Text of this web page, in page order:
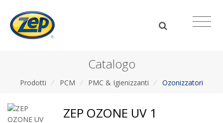
Catalogo
Prodotti / PCM / PMC & Igienizzanti / Ozonizzatori
ZEP OZONE UV 1